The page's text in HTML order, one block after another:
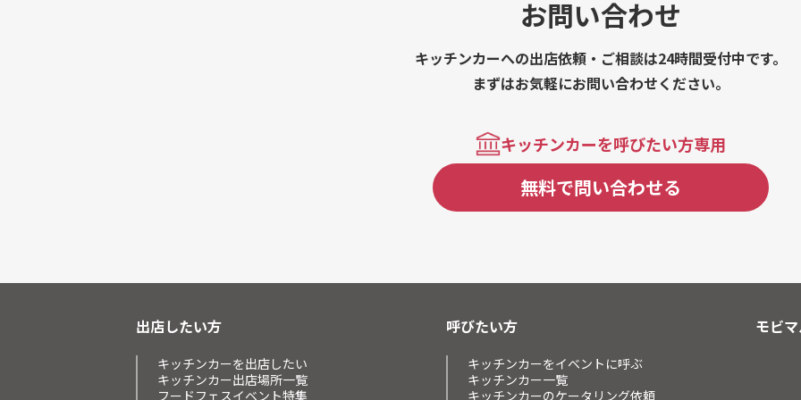
お問い合わせ
キッチンカーへの出店依頼・ご相談は24時間受付中です。
まずはお気軽にお問い合わせください。
キッチンカーを呼びたい方専用
無料で問い合わせる
出店したい方
キッチンカーを出店したい
キッチンカー出店場所一覧
フードフェスイベント特集
呼びたい方
キッチンカーをイベントに呼ぶ
キッチンカー一覧
キッチンカーのケータリング依頼
モビ